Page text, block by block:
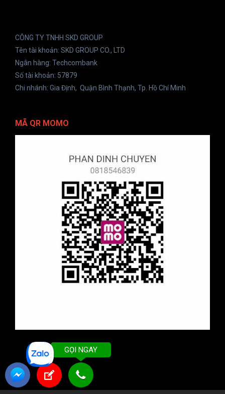
CÔNG TY TNHH SKD GROUP
Tên tài khoản: SKD GROUP CO., LTD
Ngân hàng: Techcombank
Số tài khoản: 57879
Chi nhánh: Gia Định, Quận Bình Thạnh, Tp. Hồ Chí Minh
MÃ QR MOMO
GỌI NGAY